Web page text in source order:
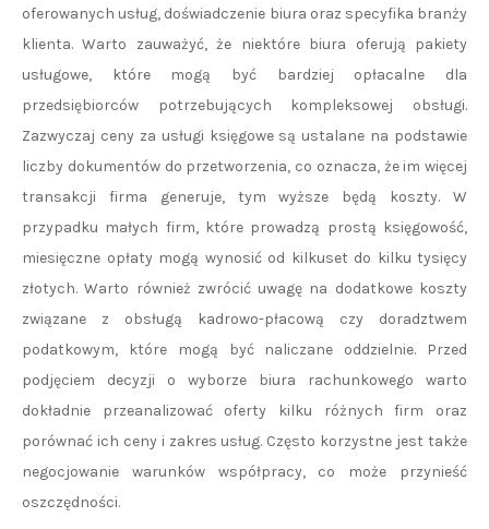
oferowanych usług, doświadczenie biura oraz specyfika branży
klienta. Warto zauważyć, że niektóre biura oferują pakiety
usługowe, które mogą być bardziej opłacalne dla
przedsiębiorców potrzebujących kompleksowej obsługi.
Zazwyczaj ceny za usługi księgowe są ustalane na podstawie
liczby dokumentów do przetworzenia, co oznacza, że im więcej
transakcji firma generuje, tym wyższe będą koszty. W
przypadku małych firm, które prowadzą prostą księgowość,
miesięczne opłaty mogą wynosić od kilkuset do kilku tysięcy
złotych. Warto również zwrócić uwagę na dodatkowe koszty
związane z obsługą kadrowo-płacową czy doradztwem
podatkowym, które mogą być naliczane oddzielnie. Przed
podjęciem decyzji o wyborze biura rachunkowego warto
dokładnie przeanalizować oferty kilku różnych firm oraz
porównać ich ceny i zakres usług. Często korzystne jest także
negocjowanie warunków współpracy, co może przynieść
oszczędności.